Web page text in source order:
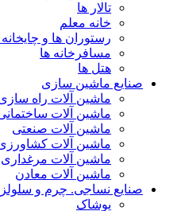
خانه معلم
رستوران ها و چایخانه های سنتی
مسافرخانه ها
ماشین سازی
ماشین آلات راه سازی
ماشین آلات ساختمانی
ماشین آلات صنعتی
ماشین آلات کشاورزی
ماشین آلات مرغداری
ماشین آلات معادن
نساجی. چرم و سلولزی